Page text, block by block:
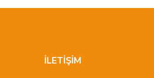
İLETİŞİM